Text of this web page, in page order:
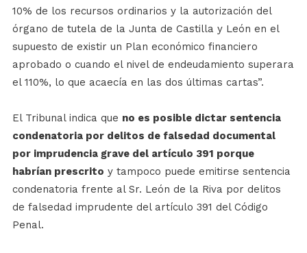
10% de los recursos ordinarios y la autorización del
órgano de tutela de la Junta de Castilla y León en el
supuesto de existir un Plan económico financiero
aprobado o cuando el nivel de endeudamiento superara
el 110%, lo que acaecía en las dos últimas cartas”.
El Tribunal indica que no es posible dictar sentencia
condenatoria por delitos de falsedad documental
por imprudencia grave del artículo 391 porque
habrían prescrito y tampoco puede emitirse sentencia
condenatoria frente al Sr. León de la Riva por delitos
de falsedad imprudente del artículo 391 del Código
Penal.